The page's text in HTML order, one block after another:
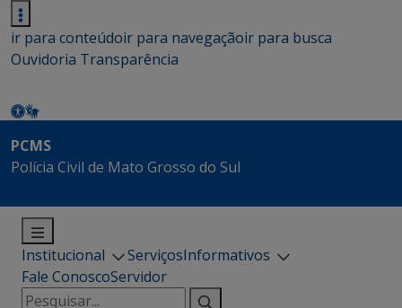
ir para conteúdoir para navegaçãoir para busca
Ouvidoria Transparência
PCMS
Polícia Civil de Mato Grosso do Sul
Institucional ServiçosInformativos
Fale ConoscoServidor
Pesquisar